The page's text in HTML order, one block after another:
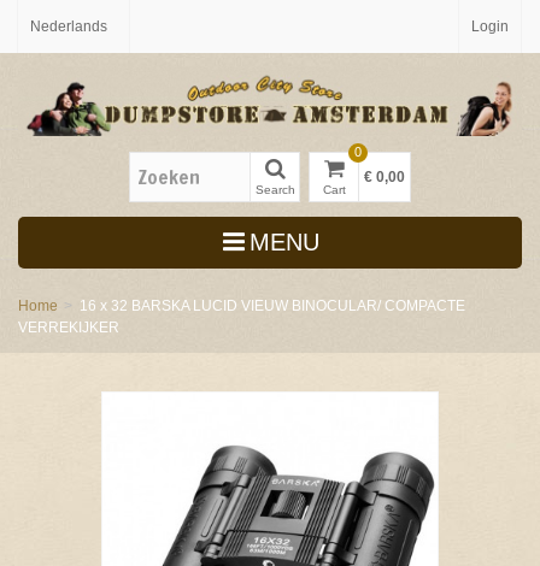
Nederlands Login
Search Cart
0
€ 0,00
MENU
Home > 16 x 32 BARSKA LUCID VIEUW BINOCULAR/ COMPACTE
VERREKIJKER